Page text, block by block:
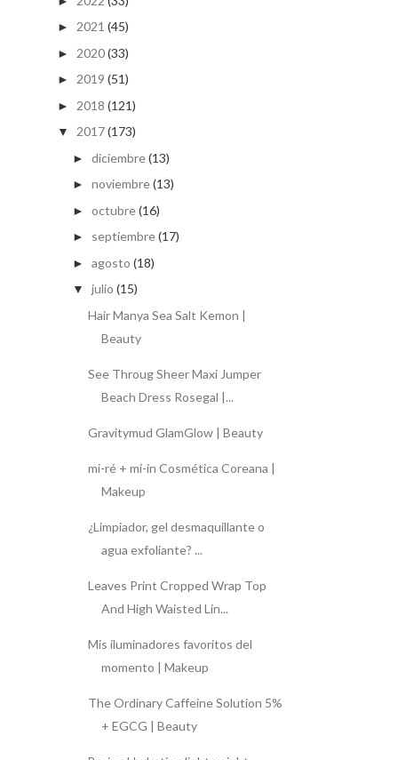
► 2021 (45)
► 2020(33)
► 2019 (51)
► 2018 (121)
▼ 2017(173)
► diciembre(13)
► noviembre(13)
► octubre(16)
► septiembre(17)
► agosto (18)
▼ julio (15)
Hair Manya Sea Salt Kemon |
Beauty
See Throug Sheer Maxi Jumper
Beach Dress Rosegal |...
Gravitymud GlamGlow | Beauty
mi-ré + mi-in Cosmética Coreana |
Makeup
¿Limpiador, gel desmaquillante o
agua exfoliante? ...
Leaves Print Cropped Wrap Top
And High Waisted Lin...
Mis iluminadores favoritos del
momento | Makeup
The Ordinary Caffeine Solution 5%
+ EGCG | Beauty